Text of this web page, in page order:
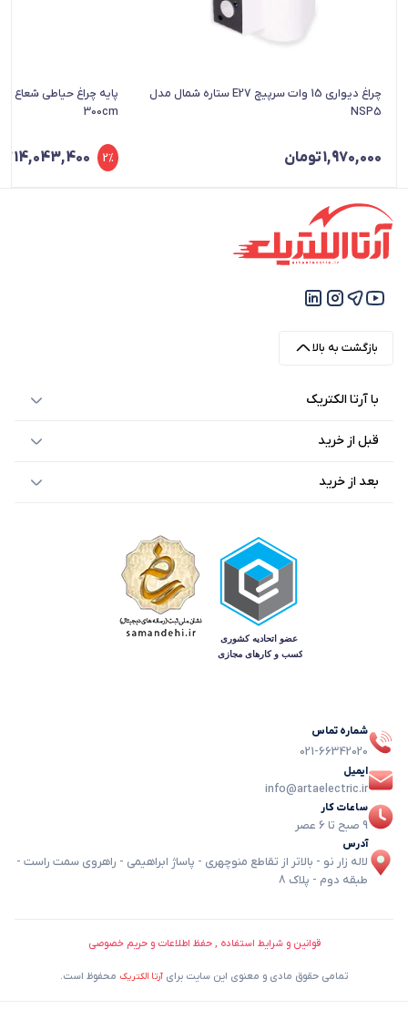
چراغ دیواری 15 وات سرپیچ E27 ستاره شمال مدل
NSP5
1,970,000تومان
300cm
14,043,400 2%
بازگشت به بالا
با آرتا الکتریک
قبل از خرید
بعد از خرید
شماره تماس
021-66342020
ایمیل
info@artaelectric.ir
ساعات کار
9 صبح تا 6 عصر
آدرس
لاله زار نو - بالاتر از تقاطع منوچهری - پاساژ ابراهیمی - راهروی سمت راست -
طبقه دوم - پلاک 8
قوانین و شرایط استفاده , حفظ اطلاعات و حریم خصوصی
تمامی حقوق مادی و معنوی این سایت برای آرتا الکتریک محفوظ است.